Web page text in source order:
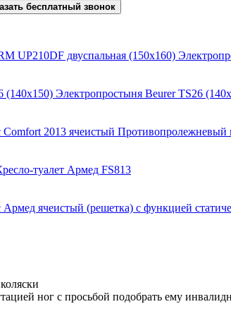
бесплатный звонок
Электропростыня Beurer TS26
Противопролежневый
туалет Армед FS813
ног с просьбой подобрать ему